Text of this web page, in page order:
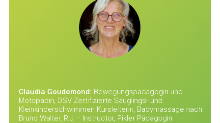
Claudia Goudemond: Bewegungspädagogin und
Motopädin, DSV Zertifizierte Säuglings- und
Kleinkinderschwimmen Kursleiterin, Babymassage nach
Bruno Walter, RIJ – Instructor, Pikler Pädagogin